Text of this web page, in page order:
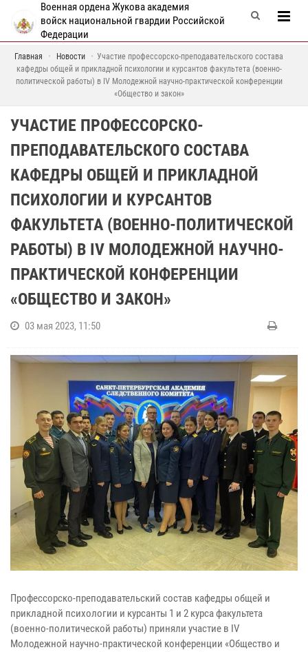
Военная ордена Жукова академия
войск национальной гвардии Российской
Федерации
Главная Новости
Участие профессорско-преподавательского состава
кафедры общей и прикладной психологии и курсантов факультета (военно-
политической работы) в IV Молодежной научно-практической конференции
«Общество и закон»
УЧАСТИЕ ПРОФЕССОРСКО-
ПРЕПОДАВАТЕЛЬСКОГО СОСТАВА
КАФЕДРЫ ОБЩЕЙ И ПРИКЛАДНОЙ
ПСИХОЛОГИИ И КУРСАНТОВ
ФАКУЛЬТЕТА (ВОЕННО-ПОЛИТИЧЕСКОЙ
РАБОТЫ) В IV МОЛОДЕЖНОЙ НАУЧНО-
ПРАКТИЧЕСКОЙ КОНФЕРЕНЦИИ
«ОБЩЕСТВО И ЗАКОН»
03 мая 2023, 11:50
Профессорско-преподавательский состав кафедры общей и
прикладной психологии и курсанты 1 и 2 курса факультета
(военно-политической работы) приняли участие в IV
Молодежной научно-практической конференции «Общество и